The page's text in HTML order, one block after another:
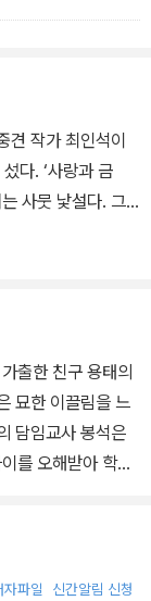
견 작가 최인석이
다. ‘사랑과 금
사뭇 낯설다. 그
머뭇거려온 게
장소설을 하나 내
이라기보다 역
것이다. 이 괴물의
출한 친구 용태의
묘한 이끌림을 느
담임교사 봉석은
를 오해받아 학교
자파일 신간알림 신청